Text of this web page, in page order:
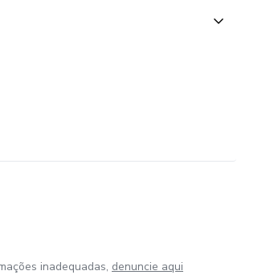
inadequadas, denuncie aqui